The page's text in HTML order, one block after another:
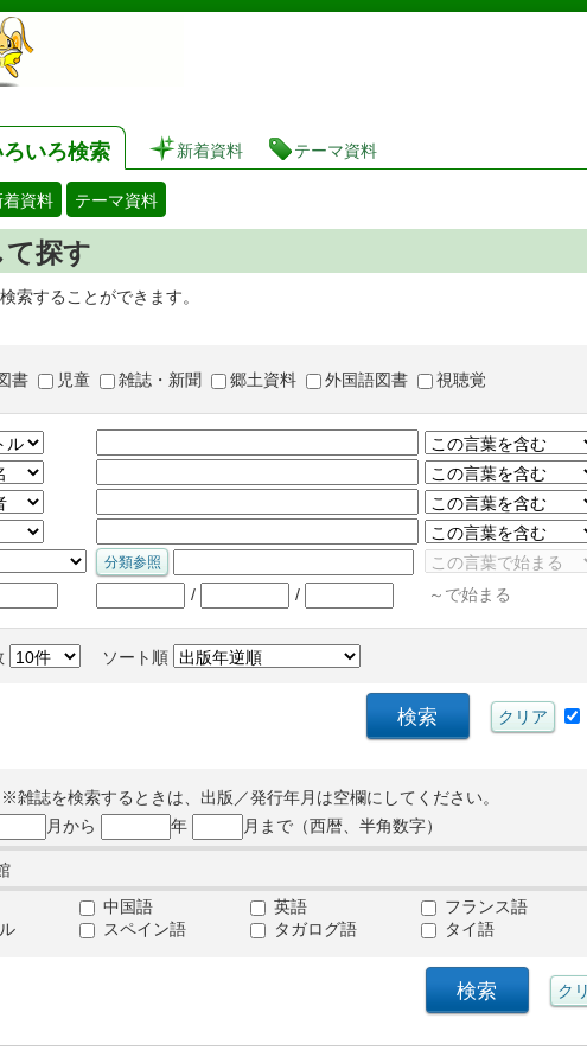
茨城県立図書館 蔵書検索・予約システム
ろいろ検索 新着資料 テーマ資料
着資料 テーマ資料
探す
索することができます。
書 児童 雑誌・新聞 郷土資料 外国語図書 視聴覚
/ / ～で始まる
ソート順
※雑誌を検索するときは、出版／発行年月は空欄にしてください。
月から 年 月まで（西暦、半角数字）
中国語 英語 フランス語
スペイン語 タガログ語 タイ語